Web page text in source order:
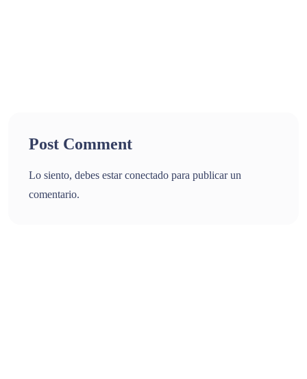
Post Comment
Lo siento, debes estarconectado para publicar un
comentario.